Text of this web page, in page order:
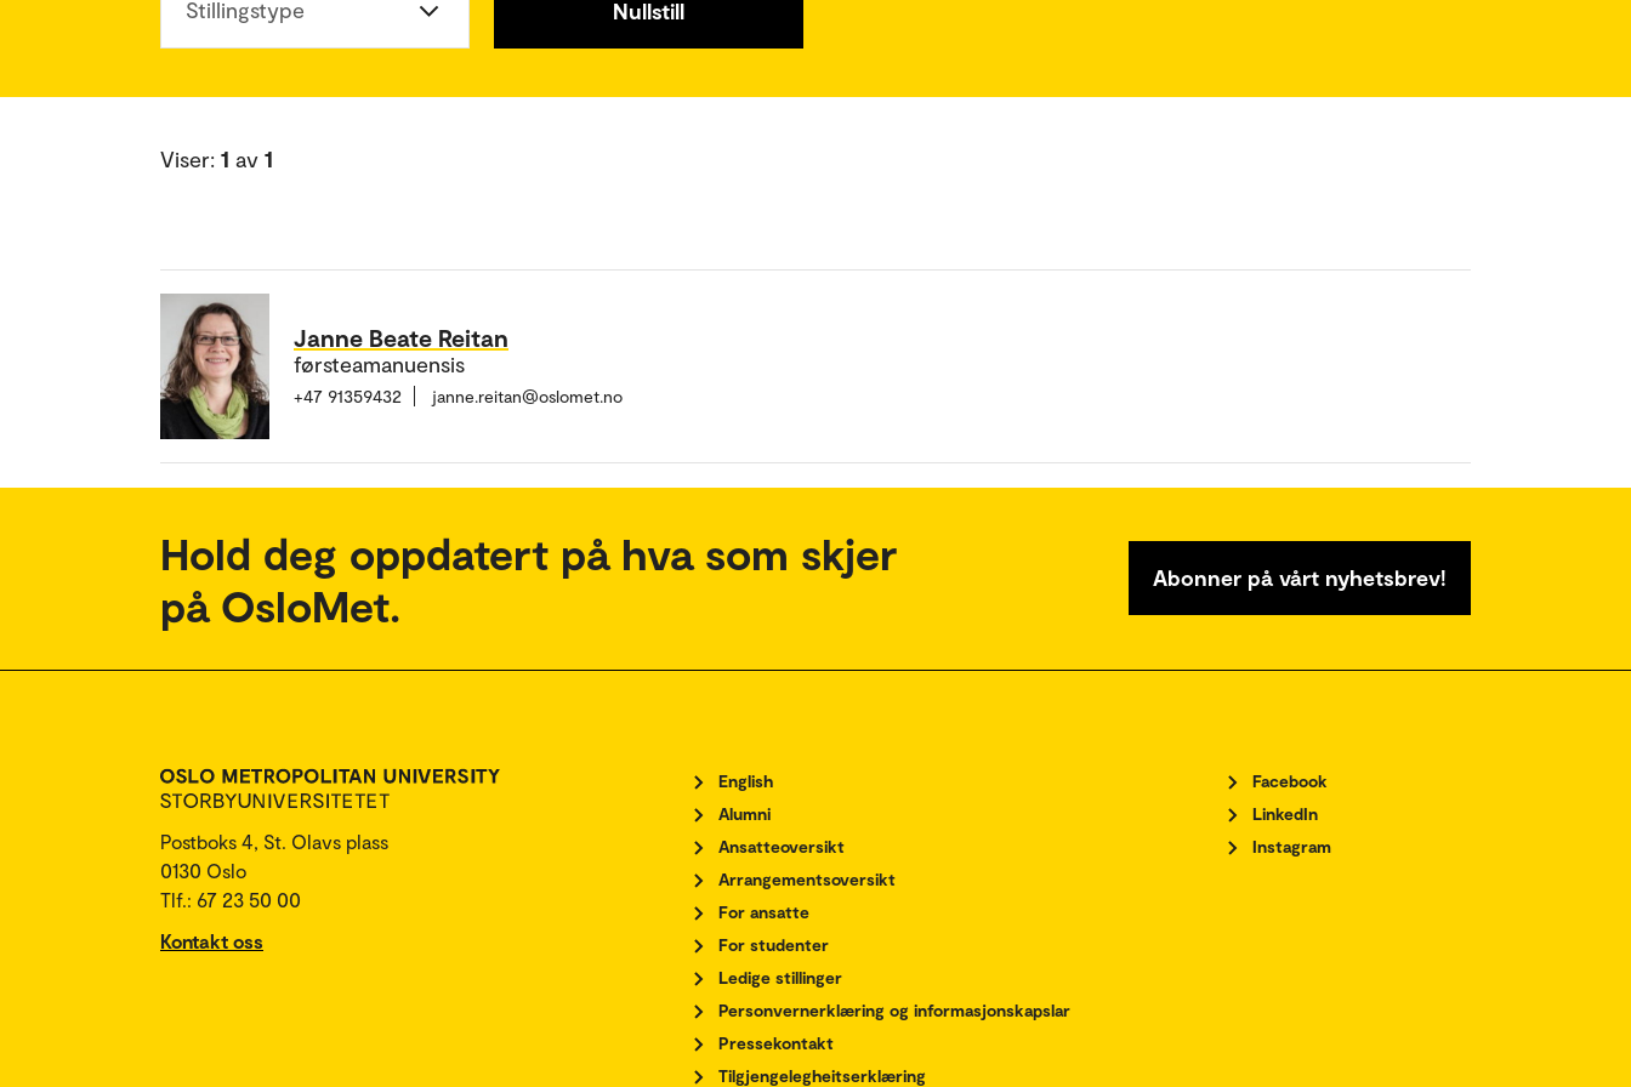
Stillingstype Nullstill
Viser: 1 av 1
Janne Beate Reitan
førsteamanuensis
+47 91359432 janne.reitan@oslomet.no
Hold deg oppdatert på hva som skjer
på OsloMet.
Abonner på vårt nyhetsbrev!
Postboks 4, St. Olavs plass
0130 Oslo
Tlf.: 67 23 50 00
Kontakt oss
English
Alumni
Ansatteoversikt
Arrangementsoversikt
For ansatte
For studenter
Ledige stillinger
Personvernerklæring og informasjonskapslar
Pressekontakt
Tilgjengelegheitserklæring
Facebook
LinkedIn
Instagram